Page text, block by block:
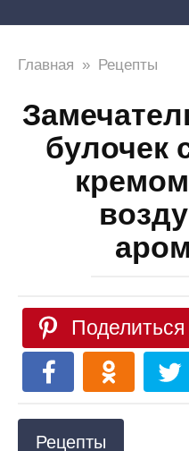
Главная » Рецепты
булочек
Рецепты